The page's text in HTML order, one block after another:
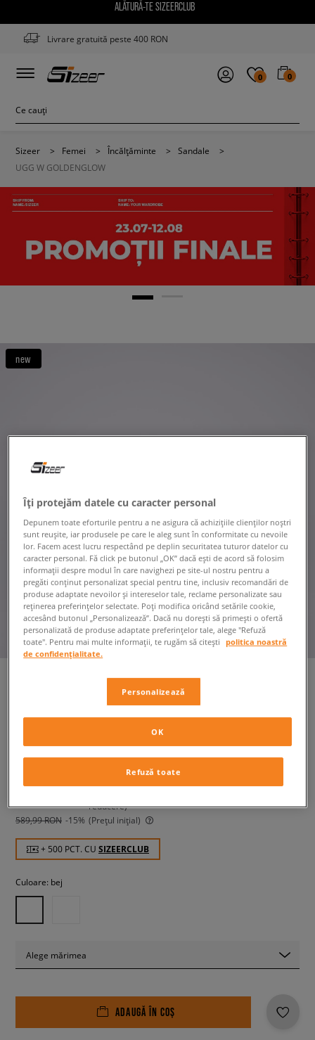
ALĂTURĂ-TE SIZEERCLUB
Livrare gratuită peste 400 RON
0 0
Sizeer > Femei > Încălțăminte > Sandale
>
UGG W GOLDENGLOW
new
reducere)
589,99 RON -15% (Prețul inițial)
+ 500 PCT. CU SIZEERCLUB
Culoare: bej
Alege mărimea
ADAUGĂ ÎN COȘ
Îți protejăm datele cu caracter personal
Depunem toate eforturile pentru a ne asigura că achizițiile clienților noștri
sunt reușite, iar produsele pe care le aleg sunt în conformitate cu nevoile
lor. Facem acest lucru respectând pe deplin securitatea tuturor datelor cu
caracter personal. Fă click pe butonul „OK” dacă ești de acord să folosim
informații despre modul în care navighezi pe site-ul nostru pentru a
pregăti conținut personalizat special pentru tine, inclusiv recomandări de
produse adaptate nevoilor și intereselor tale, reclame personalizate sau
reținerea preferințelor selectate. Poți modifica oricând setările cookie,
accesând butonul „Personalizează”. Dacă nu dorești să primești o ofertă
personalizată de produse adaptate preferințelor tale, alege "Refuză
toate". Pentru mai multe informații, te rugăm să citești
politica noastră
de confidențialitate.
Personalizează
Refuză toate
OK